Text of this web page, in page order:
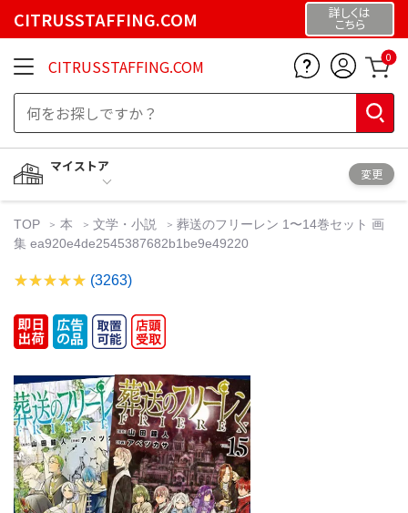
CITRUSSTAFFING.COM 詳しくは
こちら
CITRUSSTAFFING.COM 0
マイストア
変更
TOP 本 文学・小説
葬送のフリーレン 1〜14巻セット 画
集 ea920e4de2545387682b1be9e49220
(3263)